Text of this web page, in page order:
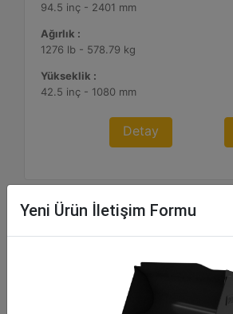
94.5 inç - 2401 mm
Ağırlık :
1276 lb - 578.79 kg
Yükseklik :
42.5 inç - 1080 mm
Detay
Yeni Ürün İletişim Formu